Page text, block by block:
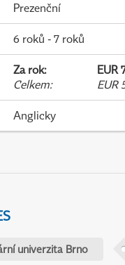
Prezenční
6 roků - 7 roků
Za rok:
EUR
Celkem: EUR
Anglicky
univerzita Brno